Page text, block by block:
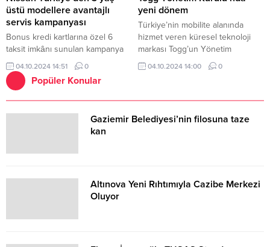
bir konuma ulaşmasını sağlıyor.
üstü modellere avantajlı
servis kampanyası
Bonus kredi kartlarına özel 6
taksit imkânı sunulan kampanya
Ekim ayı boyunca geçerli.
04.10.2024 14:51 0
yeni dönem
Türkiye’nin mobilite alanında
hizmet veren küresel teknoloji
markası Togg’un Yönetim
Kurulu’na ortak şirketleri temsilen
yeni isimler katıldı.
04.10.2024 14:00 0
Popüler Konular
Gaziemir Belediyesi’nin filosuna taze
kan
Altınova Yeni Rıhtımıyla Cazibe Merkezi
Oluyor